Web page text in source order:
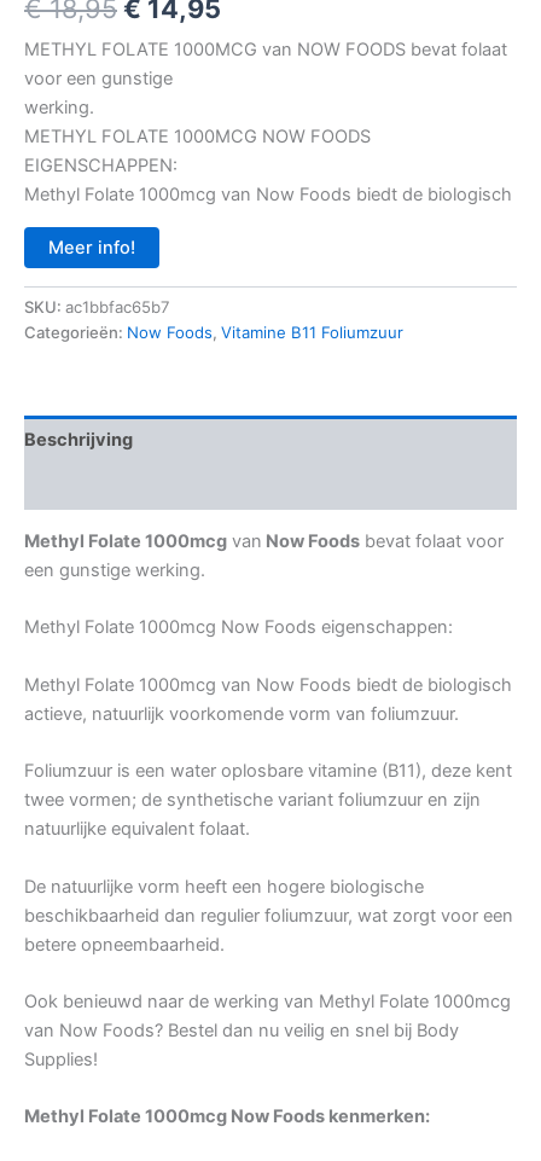
€18,95Oorspronkelijke
prijs
was:
€ 18,95.
€ 14,95
prijs
€ 14,95.
METHYL FOLATE 1000MCG van NOW FOODS bevat folaat
voor een gunstige
werking.
METHYL FOLATE 1000MCG NOW FOODS
EIGENSCHAPPEN:
Methyl Folate 1000mcg van Now Foods biedt de biologisch
Meer info!
SKU: ac1bbfac65b7
Categorieën: Now Foods, Vitamine B11 Foliumzuur
Beschrijving
Methyl Folate 1000mcg van Now Foods bevat folaat voor
een gunstige werking.
Methyl Folate 1000mcg Now Foods eigenschappen:
Methyl Folate 1000mcg van Now Foods biedt de biologisch
actieve, natuurlijk voorkomende vorm van foliumzuur.
Foliumzuur is een water oplosbare vitamine (B11), deze kent
twee vormen; de synthetische variant foliumzuur en zijn
natuurlijke equivalent folaat.
De natuurlijke vorm heeft een hogere biologische
beschikbaarheid dan regulier foliumzuur, wat zorgt voor een
betere opneembaarheid.
Ook benieuwd naar de werking van Methyl Folate 1000mcg
van Now Foods? Bestel dan nu veilig en snel bij Body
Supplies!
Methyl Folate 1000mcg Now Foods kenmerken: